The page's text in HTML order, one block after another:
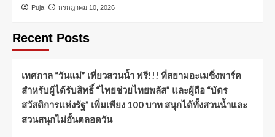
Puja กรกฎาคม 10, 2026
Recent Posts
เทศกาล “วันแม่” เที่ยวสวนน้ำ ฟรี!!! ที่สยามอะเมซิ่งพาร์ค
สำหรับผู้ได้รับสิทธิ์ “ไทยช่วยไทยพลัส” และผู้ถือ “บัตร
สวัสดิการแห่งรัฐ” เพิ่มเพียง 100 บาท สนุกได้ทั้งสวนน้ำและ
สวนสนุกไม่อั้นตลอดวัน